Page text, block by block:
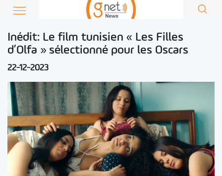
Inédit: Le film tunisien « Les Filles
d’Olfa » sélectionné pour les Oscars
22-12-2023